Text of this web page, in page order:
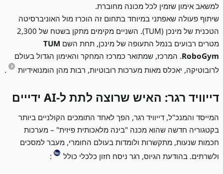
למשאב אימון שזמין לכל מכונה מחוברת.
שיתוף פעולה שאפתני במיוחד בתחום זה הוכרז מול האוניברסיטה
הטכנית של מינכן (TUM). השניים מקימים מתקן בשטח של 2,300
מטרים רבועים בנמל התעופה של מינכן, תחת השם TUM
RoboGym. המרכז, שמתואר כמרכז המחקר והאימון הגדול בעולם
לרובוטיקה, יאכלס מאות מערכות רובוטיות, רבות מהן הומנואידיות
.
דייוויד רגר: האיש שרוצה לתת ל-AI ידייים
המייסד והמנכ"ל, דייוויד רגר, הפך לאחד התומכים הקולניים ביותר
בקטגוריה חדשה שהוא מכנה "בינה מלאכותית פיזית" – מערכות
חכמות שנעות, מתקשרות ולומדות בעולם החומרי, מעבר למסכים
ולשרתים. בהודעת הגיוס, רגר ניסח חזון כלכלי כולל
: